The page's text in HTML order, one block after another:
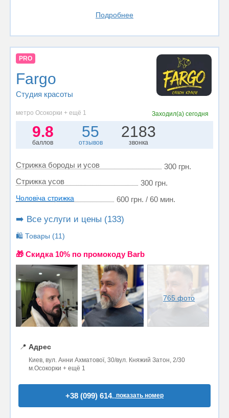
Подробнее
PRO
Fargo
Студия красоты
метро Осокорки + ещё 1 Заходил(а)сегодня
9.8
баллов
55
отзывов
2183
звонка
Стрижка бороды и усов
300 грн.
Стрижка усов
300 грн.
Чоловіча стрижка 600 грн. / 60 мин.
➡️ Все услуги и цены (133)
🛍️ Товары (11)
🎁 Cкидка 10% по промокоду Barb
765 фото
📍 Адрес
Киев, вул. Анни Ахматової, 30/вул. Княжий Затон, 2/30
м.Осокорки + ещё 1
+38 (099) 614..показать номер